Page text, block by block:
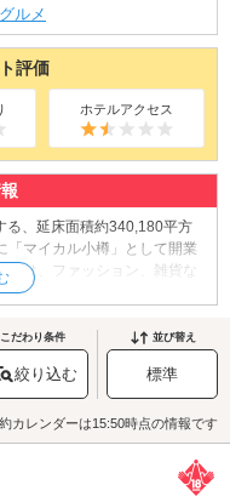
ルメ
評価
ホテルアクセス
る、延床面積約340,180平方
「マイカル小樽」として開業
には、ファッション、雑貨な
ホテルなど約120店舗ものテ
ートの定番スポットとしても
ョッピングモールへ、ぜひ
テルからもアクセスが便利で
こだわり条件
絞り込む
並び替え
標準
カレンダーは15:50時点の情報です